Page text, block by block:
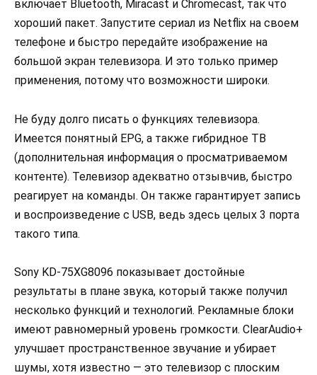
включает Bluetooth, Miracast и Chromecast, так что
хороший пакет. Запустите сериал из Netflix на своем
телефоне и быстро передайте изображение на
большой экран телевизора. И это только пример
применения, потому что возможности широки.
Не буду долго писать о функциях телевизора.
Имеется понятный EPG, а также гибридное ТВ
(дополнительная информация о просматриваемом
контенте). Телевизор адекватно отзывчив, быстро
реагирует на команды. Он также гарантирует запись
и воспроизведение с USB, ведь здесь целых 3 порта
такого типа.
Sony KD-75XG8096 показывает достойные
результаты в плане звука, который также получил
несколько функций и технологий. Рекламные блоки
имеют равномерный уровень громкости. ClearAudio+
улучшает пространственное звучание и убирает
шумы, хотя известно — это телевизор с плоским